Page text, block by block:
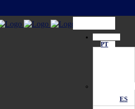
PT
ES